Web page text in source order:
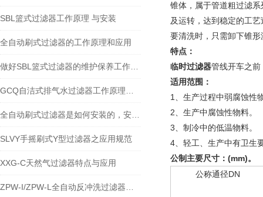
SBL篮式过滤器工作原理 与安装
全自动刷式过滤器的工作原理和应用
SLVY手摇刷式Y型过滤器之应用规范
XXG-C天然气过滤器特点与应用
锥体，属于管道粗过滤
及运转，达到稳定的工
要清洗时，只需卸下锥
特点：
临时过滤器管线开车之
适用范围：
1、生产过程中弱腐蚀性
2、生产中腐蚀性物
3、制冷中的低温物
4、轻工、生产中有卫生
公制主要尺寸： (mm)。
公称通径DN